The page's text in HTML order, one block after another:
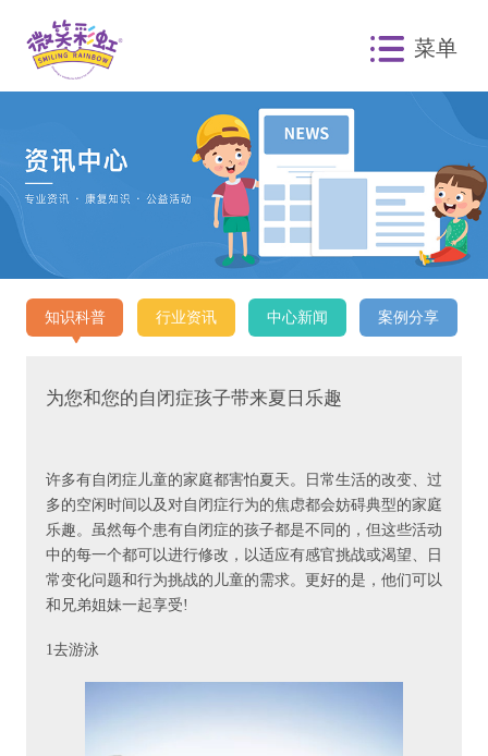
菜单
知识科普 行业资讯 中心新闻 案例分享
为您和您的自闭症孩子带来夏日乐趣
许多有自闭症儿童的家庭都害怕夏天。日常生活的改变、过
多的空闲时间以及对自闭症行为的焦虑都会妨碍典型的家庭
乐趣。虽然每个患有自闭症的孩子都是不同的，但这些活动
中的每一个都可以进行修改，以适应有感官挑战或渴望、日
常变化问题和行为挑战的儿童的需求。更好的是，他们可以
和兄弟姐妹一起享受!
1去游泳